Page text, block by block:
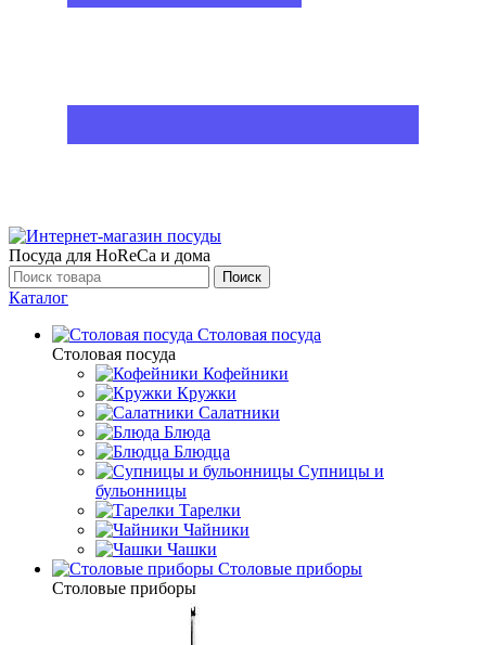
Посуда для HoReCa и дома
Поиск
Каталог
Столовая посуда
Столовая посуда
Кофейники
Кружки
Салатники
Блюда
Блюдца
Супницы и
бульонницы
Тарелки
Чайники
Чашки
Cтоловые приборы
Cтоловые приборы